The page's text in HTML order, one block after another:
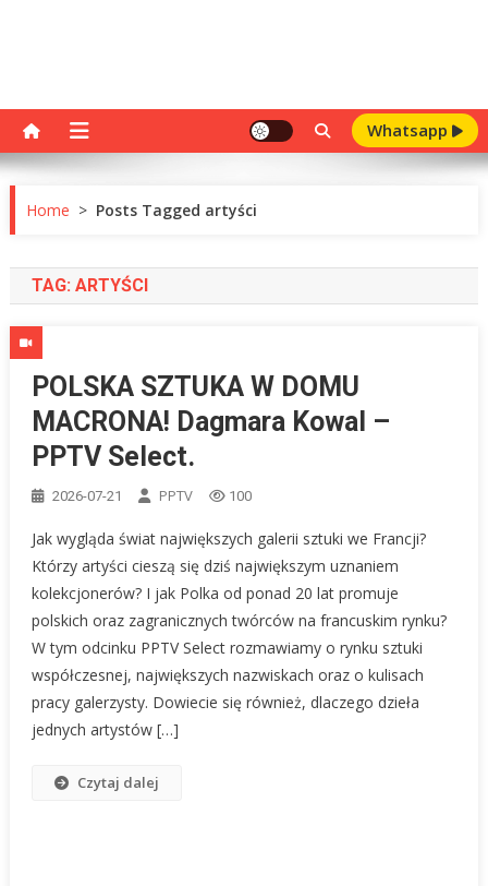
Whatsapp
Home > Posts Tagged artyści
TAG: ARTYŚCI
POLSKA SZTUKA W DOMU
MACRONA! Dagmara Kowal –
PPTV Select.
2026-07-21 PPTV 100
Jak wygląda świat największych galerii sztuki we Francji?
Którzy artyści cieszą się dziś największym uznaniem
kolekcjonerów? I jak Polka od ponad 20 lat promuje
polskich oraz zagranicznych twórców na francuskim rynku?
W tym odcinku PPTV Select rozmawiamy o rynku sztuki
współczesnej, największych nazwiskach oraz o kulisach
pracy galerzysty. Dowiecie się również, dlaczego dzieła
jednych artystów […]
Czytaj dalej